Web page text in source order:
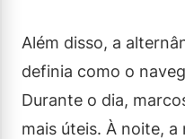
Além disso, a
definia como o
Durante o dia,
mais úteis. À noite, a